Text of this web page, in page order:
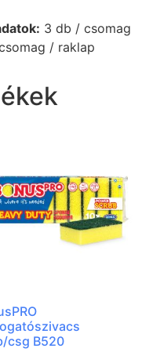
3 db / csomag
/ raklap
csg B520